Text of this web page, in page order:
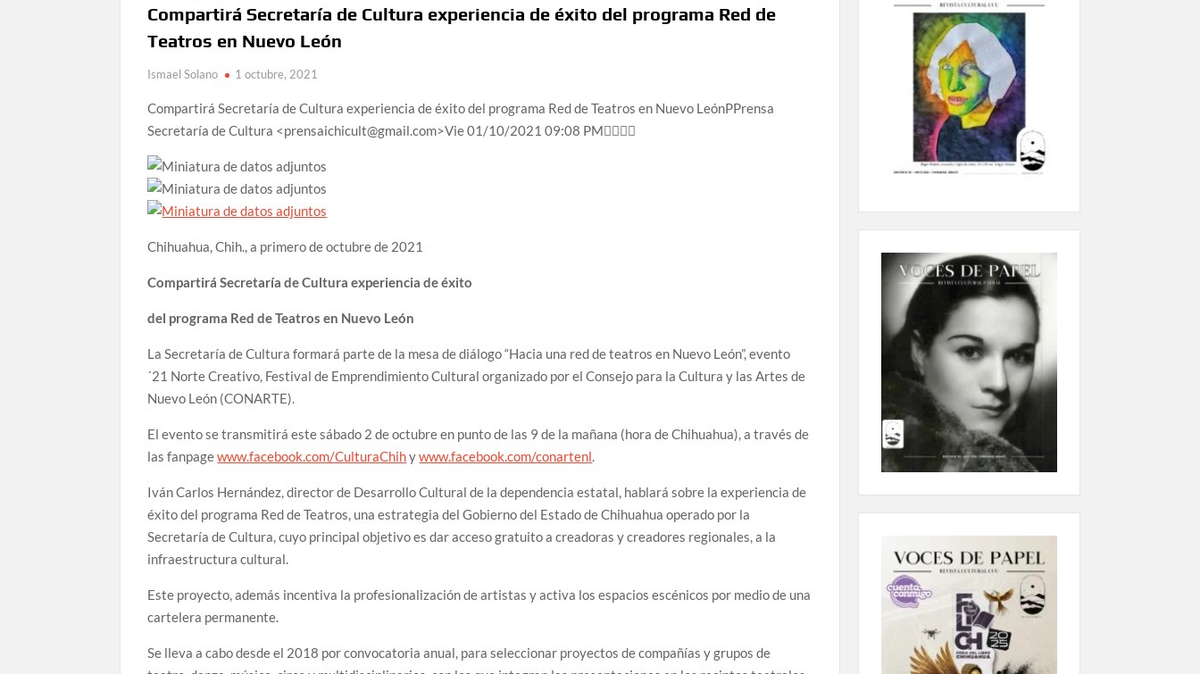
Compartirá Secretaría de Cultura experiencia de éxito del programa Red de
Teatros en Nuevo León
Ismael Solano 1 octubre, 2021
Compartirá Secretaría de Cultura experiencia de éxito del programa Red de Teatros en Nuevo LeónPPrensa
Secretaría de Cultura <prensaichicult@gmail.com>Vie 01/10/2021 09:08 PM
Chihuahua, Chih., a primero de octubre de 2021
Compartirá Secretaría de Cultura experiencia de éxito
del programa Red de Teatros en Nuevo León
La Secretaría de Cultura formará parte de la mesa de diálogo “Hacia una red de teatros en Nuevo León”, evento
´21 Norte Creativo, Festival de Emprendimiento Cultural organizado por el Consejo para la Cultura y las Artes de
Nuevo León (CONARTE).
El evento se transmitirá este sábado 2 de octubre en punto de las 9 de la mañana (hora de Chihuahua), a través de
las fanpagewww.facebook.com/CulturaChihywww.facebook.com/conartenl.
Iván Carlos Hernández, director de Desarrollo Cultural de la dependencia estatal, hablará sobre la experiencia de
éxito del programa Red de Teatros, una estrategia del Gobierno del Estado de Chihuahua operado por la
Secretaría de Cultura, cuyo principal objetivo es dar acceso gratuito a creadoras y creadores regionales, a la
infraestructura cultural.
Este proyecto, además incentiva la profesionalización de artistas y activa los espacios escénicos por medio de una
cartelera permanente.
Se lleva a cabo desde el 2018 por convocatoria anual, para seleccionar proyectos de compañías y grupos de